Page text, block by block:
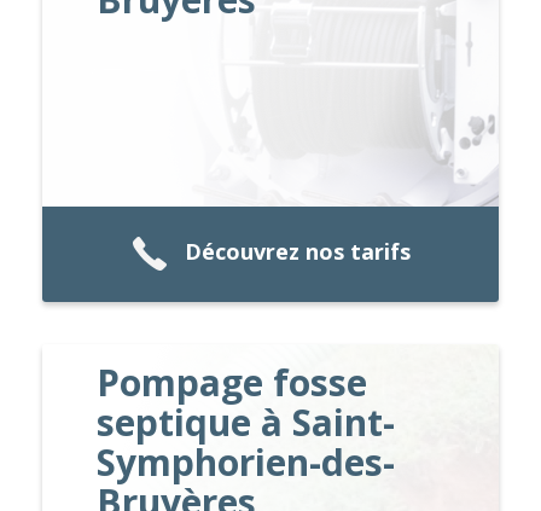
Découvrez nos tarifs
Pompage fosse
septique à Saint-
Symphorien-des-